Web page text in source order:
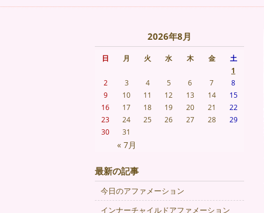
2026年8月
日 月 火 水 木 金 土
« 7月
1
2
3 4 5 6 7
8
9
10 11 12 13 14
15
16
17 18 19 20 21
22
23
24 25 26 27 28
29
30
31
最新の記事
今日のアファメーション
インナーチャイルドアファメーション